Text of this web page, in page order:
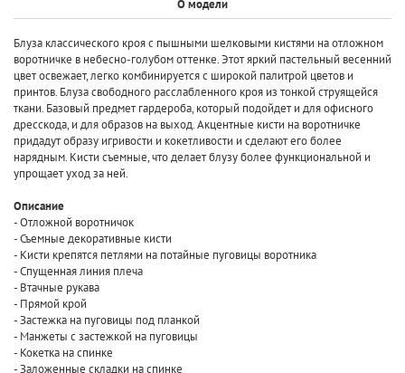
О модели
Блуза классического кроя с пышными шелковыми кистями на отложном
воротничке в небесно-голубом оттенке. Этот яркий пастельный весенний
цвет освежает, легко комбинируется с широкой палитрой цветов и
принтов. Блуза свободного расслабленного кроя из тонкой струящейся
ткани. Базовый предмет гардероба, который подойдет и для офисного
дресскода, и для образов на выход. Акцентные кисти на воротничке
придадут образу игривости и кокетливости и сделают его более
нарядным. Кисти съемные, что делает блузу более функциональной и
упрощает уход за ней.
Описание
- Отложной воротничок
- Съемные декоративные кисти
- Кисти крепятся петлями на потайные пуговицы воротника
- Спущенная линия плеча
- Втачные рукава
- Прямой крой
- Застежка на пуговицы под планкой
- Манжеты с застежкой на пуговицы
- Кокетка на спинке
- Заложенные складки на спинке